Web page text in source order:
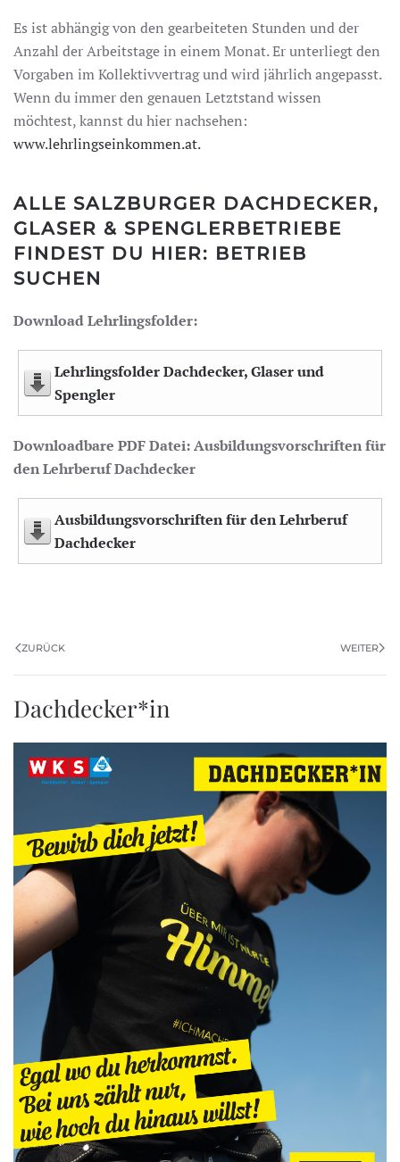
Es ist abhängig von den gearbeiteten Stunden und der
Anzahl der Arbeitstage in einem Monat. Er unterliegt den
Vorgaben im Kollektivvertrag und wird jährlich angepasst.
Wenn du immer den genauen Letztstand wissen
möchtest, kannst du hier nachsehen:
www.lehrlingseinkommen.at.
ALLE SALZBURGER DACHDECKER,
GLASER & SPENGLERBETRIEBE
FINDEST DU HIER: BETRIEB
SUCHEN
Download Lehrlingsfolder:
Lehrlingsfolder Dachdecker, Glaser und
Spengler
Downloadbare PDF Datei: Ausbildungsvorschriften für
den Lehrberuf Dachdecker
Ausbildungsvorschriften für den Lehrberuf
Dachdecker
ZURÜCK WEITER
Dachdecker*in